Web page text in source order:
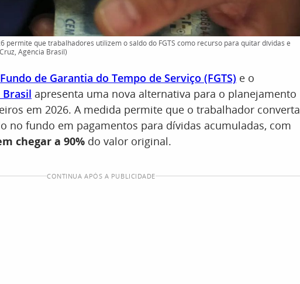
permite que trabalhadores utilizem o saldo do FGTS como recurso para quitar dívidas e
Agência Brasil)
Fundo de Garantia do Tempo de Serviço (FGTS) e o
Brasil apresenta uma nova alternativa para o planejamento
em 2026. A medida permite que o trabalhador converta
no fundo em pagamentos para dívidas acumuladas, com
chegar a 90% do valor original.
CONTINUA APÓS A PUBLICIDADE